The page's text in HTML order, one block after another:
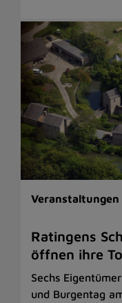
Veranstaltungen
Ratingens
öffnen ihre
Sechs
und Burgentag